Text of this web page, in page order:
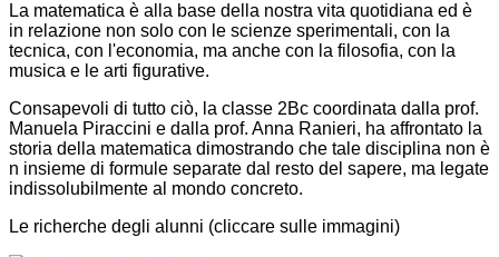
La matematica è alla base della nostra vita quotidiana ed è
in relazione non solo con le scienze sperimentali, con la
tecnica, con l'economia, ma anche con la filosofia, con la
musica e le arti figurative.
Consapevoli di tutto ciò, la classe 2Bc coordinata dalla prof.
Manuela Piraccini e dalla prof. Anna Ranieri, ha affrontato la
storia della matematica dimostrando che tale disciplina non è
n insieme di formule separate dal resto del sapere, ma legate
indissolubilmente al mondo concreto.
Le richerche degli alunni (cliccare sulle immagini)